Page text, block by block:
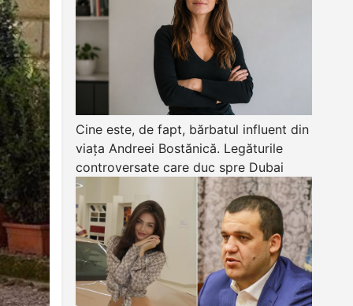
Cine este, de fapt, bărbatul influent din
viața Andreei Bostănică. Legăturile
controversate care duc spre Dubai